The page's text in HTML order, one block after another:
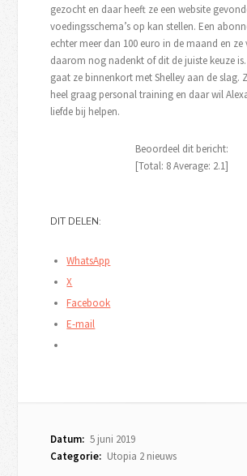
gezocht en daar heeft ze een website
voedingsschema’s op kan stellen. Een
echter meer dan 100 euro in de maand en ze
daarom nog nadenkt of dit de juiste keuze
gaat ze binnenkort met Shelley aan de slag.
heel graag personal training en daar wil
liefde bij helpen.
Beoordeel dit bericht:
[Total: 8Average: 2.1]
DIT DELEN:
WhatsApp
X
Facebook
E-mail
Datum: 5 juni 2019
Categorie: Utopia 2 nieuws